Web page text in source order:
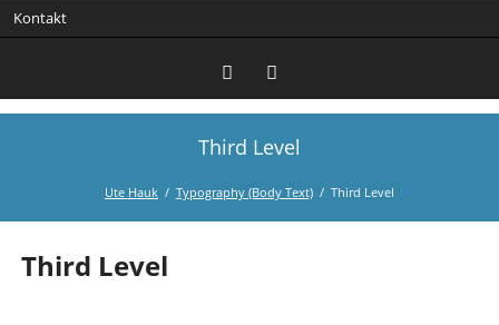
Kontakt
FacebookInstagram
Third Level
Ute Hauk Typography (Body Text) Third Level
Third Level